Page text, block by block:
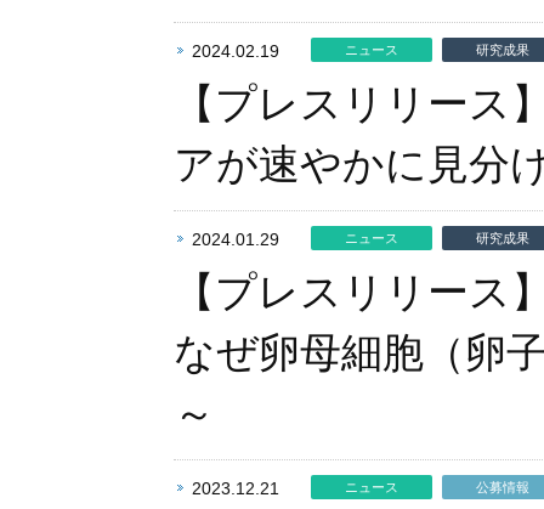
2024.02.19 ニュース 研究成果
【プレスリリース
アが速やかに見分
2024.01.29 ニュース 研究成果
【プレスリリース
なぜ卵母細胞（卵
～
2023.12.21 ニュース 公募情報